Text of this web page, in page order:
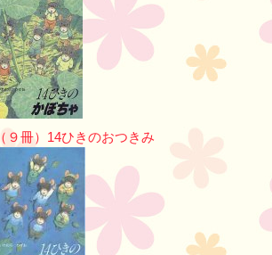
（９冊）14ひきのおつきみ